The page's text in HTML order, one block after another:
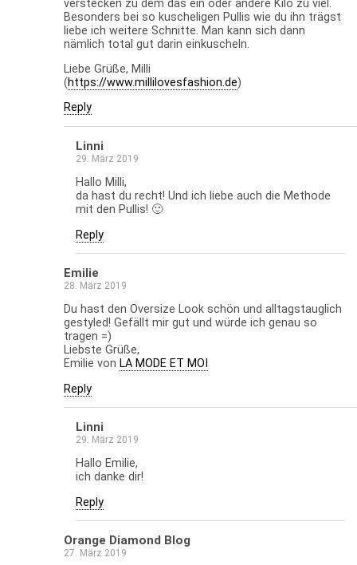
verstecken zu dem das ein oder andere Kilo zu viel.
Besonders bei so kuscheligen Pullis wie du ihn trägst
liebe ich weitere Schnitte. Man kann sich dann
nämlich total gut darin einkuscheln.
Liebe Grüße, Milli
(https://www.millilovesfashion.de)
Reply
Linni
29. März 2019
Hallo Milli,
da hast du recht! Und ich liebe auch die Methode
mit den Pullis! 🙂
Reply
Emilie
28. März 2019
Du hast den Oversize Look schön und alltagstauglich
gestyled! Gefällt mir gut und würde ich genau so
tragen =)
Liebste Grüße,
Emilie von LA MODE ET MOI
Reply
Linni
29. März 2019
Hallo Emilie,
ich danke dir!
Reply
Orange Diamond Blog
27. März 2019